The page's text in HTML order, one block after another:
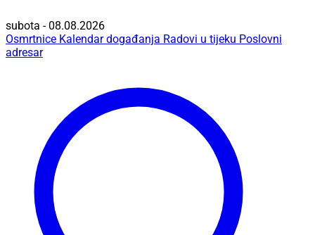
subota - 08.08.2026
Osmrtnice Kalendar događanja Radovi u tijeku Poslovni
adresar